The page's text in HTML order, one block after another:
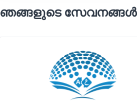
ഞങ്ങളുടെ സേവനങ്ങൾ